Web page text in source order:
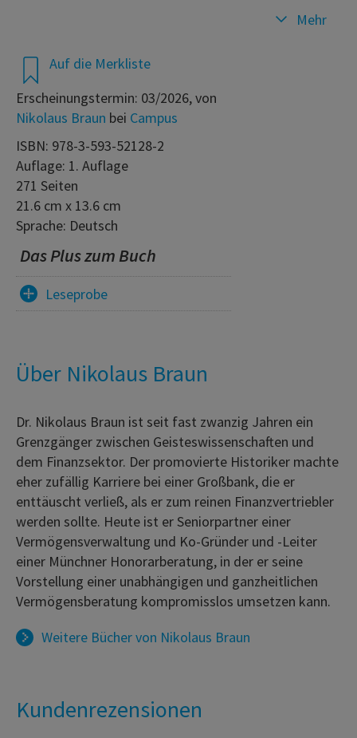
Auf die Merkliste
Erscheinungstermin: 03/2026, von
Nikolaus Braun bei Campus
ISBN: 978-3-593-52128-2
Auflage: 1. Auflage
271 Seiten
21.6 cm x 13.6 cm
Sprache: Deutsch
Das Plus zum Buch
Leseprobe
Mehr
Über Nikolaus Braun
Dr. Nikolaus Braun ist seit fast zwanzig Jahren ein
Grenzgänger zwischen Geisteswissenschaften und
dem Finanzsektor. Der promovierte Historiker machte
eher zufällig Karriere bei einer Großbank, die er
enttäuscht verließ, als er zum reinen Finanzvertriebler
werden sollte. Heute ist er Seniorpartner einer
Vermögensverwaltung und Ko-Gründer und -Leiter
einer Münchner Honorarberatung, in der er seine
Vorstellung einer unabhängigen und ganzheitlichen
Vermögensberatung kompromisslos umsetzen kann.
Weitere Bücher von Nikolaus Braun
Kundenrezensionen